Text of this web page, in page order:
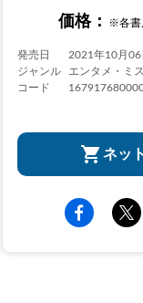
価格： ※各書
発売日
2021年10月06
ジャンル
エンタメ・ミ
コード
ネッ